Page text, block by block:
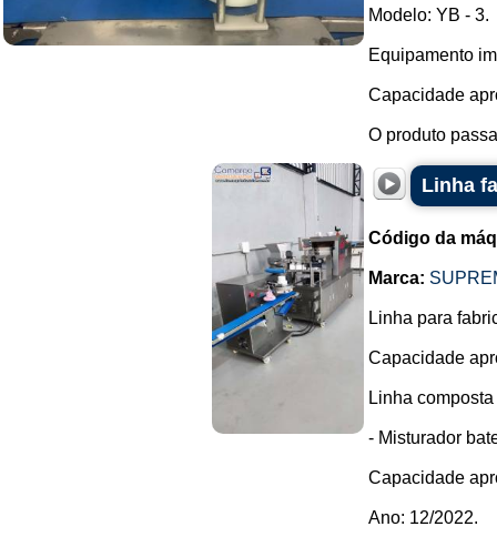
Modelo: YB - 3.
Equipamento
Capacidade
O produto
Linha
Código da
Marca:
Linha para
Capacidade
Linha
- Misturador
Capacidade
Ano: 12/2022.